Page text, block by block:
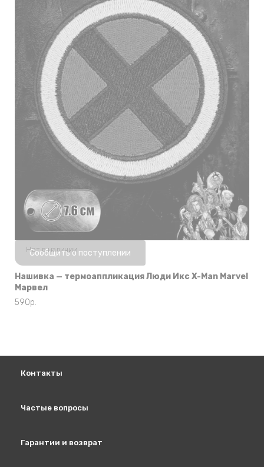
Нет в наличии
Сообщить о поступлении
Нашивка — термоаппликация Люди Икс X-Man Marvel
Марвел
590р.
Контакты
Частые вопросы
Гарантии и возврат